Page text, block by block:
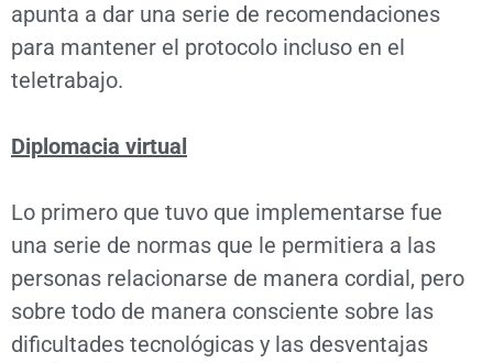
apunta a dar una serie de recomendaciones
para mantener el protocolo incluso en el
teletrabajo.
Diplomacia virtual
Lo primero que tuvo que implementarse fue
una serie de normas que le permitiera a las
personas relacionarse de manera cordial, pero
sobre todo de manera consciente sobre las
dificultades tecnológicas y las desventajas